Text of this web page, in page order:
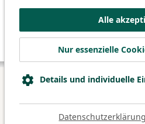
© 2026
Datenschutz
Alle
Nur essenzielle
Details und individuelle
Datenschutzerklärung